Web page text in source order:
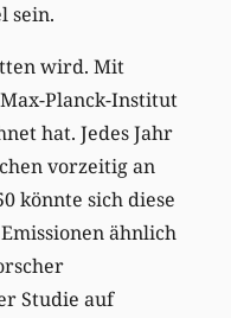
sein.
wird. Mit
Planck-Institut
hat. Jedes Jahr
vorzeitig an
könnte sich diese
ähnlich
Studie auf